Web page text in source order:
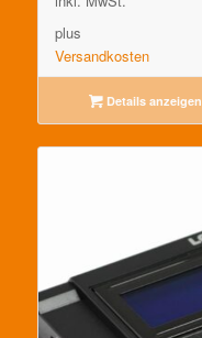
plus
Versandkosten
Details anzeigen